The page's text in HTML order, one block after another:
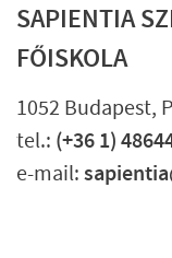
SAPIENTIA
FŐISKOLA
1052 Budapest,
tel.: (+36 1)
e-mail: